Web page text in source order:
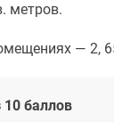
метров.
— 2,
10 баллов